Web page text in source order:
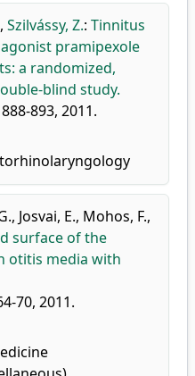
, Szilvássy, Z.: Tinnitus
pramipexole
a randomized,
blind study.
893, 2011.
, Josvai, E., Mohos, F.,
surface of the
otitis media with
70, 2011.